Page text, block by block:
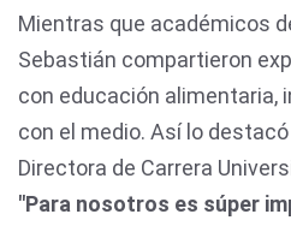
Mientras que académicos
Sebastián compartieron
con educación alimentaria,
con el medio. Así lo
Directora de Carrera
"Para nosotros es súper